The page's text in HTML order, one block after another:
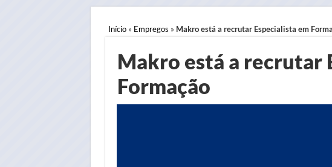
Início» Empregos » Makro está a recrutar Especialista em
Makro está a recrutar
Formação